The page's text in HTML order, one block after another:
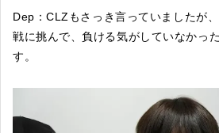
Dep：CLZもさっき言っていましたが
戦に挑んで、負ける気がしていなかっ
す。